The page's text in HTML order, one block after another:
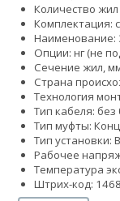
Количество
Комплектация:
Наименование:
Опции: нг (не
Сечение жил,
Страна
Технология
Тип кабеля: без
Тип муфты:
Тип установки:
Рабочее
Температура
Штрих-код: